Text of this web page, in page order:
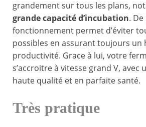
grandement sur tous les plans,
grande capacité d’incubation.
fonctionnement permet d’éviter
possibles en assurant toujours un
productivité. Grace à lui, votre
s’accroitre à vitesse grand V, avec
haute qualité et en parfaite santé.
Très pratique